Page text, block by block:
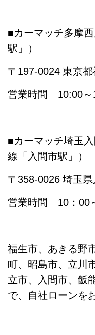
■カーマッチ多摩
駅」）
〒197-0024 東京
営業時間 10:00～
■カーマッチ埼玉
線「入間市駅」）
〒358-0026 埼玉
営業時間 10：00
福生市、あきる野
町、昭島市、立川
立市、入間市、飯
で、自社ローンを